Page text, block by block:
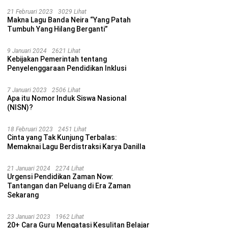
21 Februari 2023 3029 Lihat
Makna Lagu Banda Neira “Yang Patah
Tumbuh Yang Hilang Berganti”
9 Januari 2024 2621 Lihat
Kebijakan Pemerintah tentang
Penyelenggaraan Pendidikan Inklusi
7 Januari 2023 2506 Lihat
Apa itu Nomor Induk Siswa Nasional
(NISN)?
18 Februari 2023 2451 Lihat
Cinta yang Tak Kunjung Terbalas:
Memaknai Lagu Berdistraksi Karya Danilla
21 Januari 2024 2274 Lihat
Urgensi Pendidikan Zaman Now:
Tantangan dan Peluang di Era Zaman
Sekarang
23 Januari 2023 1962 Lihat
20+ Cara Guru Mengatasi Kesulitan Belajar